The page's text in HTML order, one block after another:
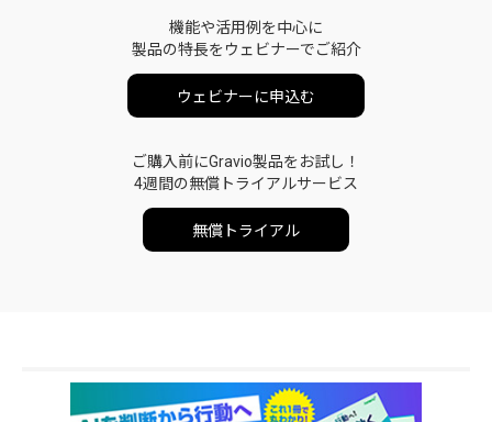
機能や活用例を中心に
製品の特長をウェビナーでご紹介
ウェビナーに申込む
ご購入前にGravio製品をお試し！
4週間の無償トライアルサービス
無償トライアル